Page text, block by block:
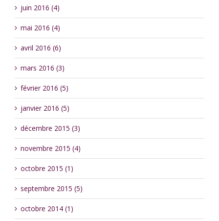
juin 2016 (4)
mai 2016 (4)
avril 2016 (6)
mars 2016 (3)
février 2016 (5)
janvier 2016 (5)
décembre 2015 (3)
novembre 2015 (4)
octobre 2015 (1)
septembre 2015 (5)
octobre 2014 (1)